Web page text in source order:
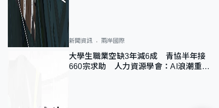
新聞資訊 兩岸國際
大學生職業空缺3年減6成 青協半年接
660宗求助 人力資源學會：AI浪潮重整